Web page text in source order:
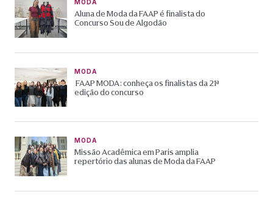
MODA
Aluna de Moda da FAAP é finalista do
Concurso Sou de Algodão
MODA
FAAP MODA: conheça os finalistas da 21ª
edição do concurso
MODA
Missão Acadêmica em Paris amplia
repertório das alunas de Moda da FAAP